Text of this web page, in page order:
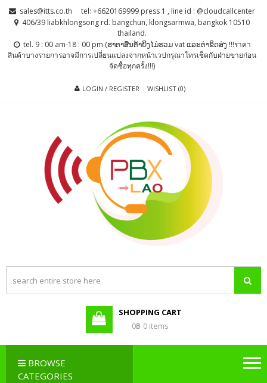
Skip
Skip sales@itts.co.th
tel: +6620169999 press 1 , line id : @cloudcallcenter
406/39 liabkhlongsong rd. bangchun, klongsarmwa, bangkok 10510
thailand.
tel. 9 : 00 am-18 : 00 pm (ຮາຕາສຶນຕ້າຍິງໄມ່ຮວມ vat ແລະຕ່າຂິດສ່ງ !!!ราคา
สินค้าบางรายการอาจมีการเปลี่ยนแปลงจากหน้าเวปกรุณาโทรเช็คกับฝ่ายขายก่อน
จัดซื้อทุกครั้ง!!!)
LOGIN / REGISTER WISHLIST (0)
PBX LAO, IP-
PBX LAO,
PABX LAO,
NETWORK
SHOPPING CART
0฿ 0 items
BROWSE
CATEGORIES